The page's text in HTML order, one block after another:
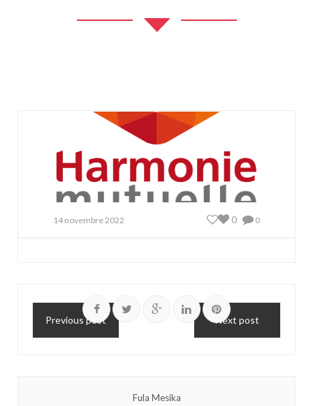
14 novembre 2022 0
0
Previous post Next post
Fula Mesika